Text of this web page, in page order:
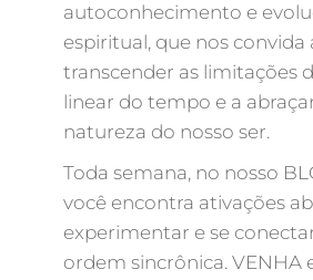
autoconhecimento e
espiritual, que nos convida
transcender as limitações
linear do tempo e a
natureza do nosso ser.
Toda semana, no nosso
você encontra ativações
experimentar e se
ordem sincrônica. VENHA